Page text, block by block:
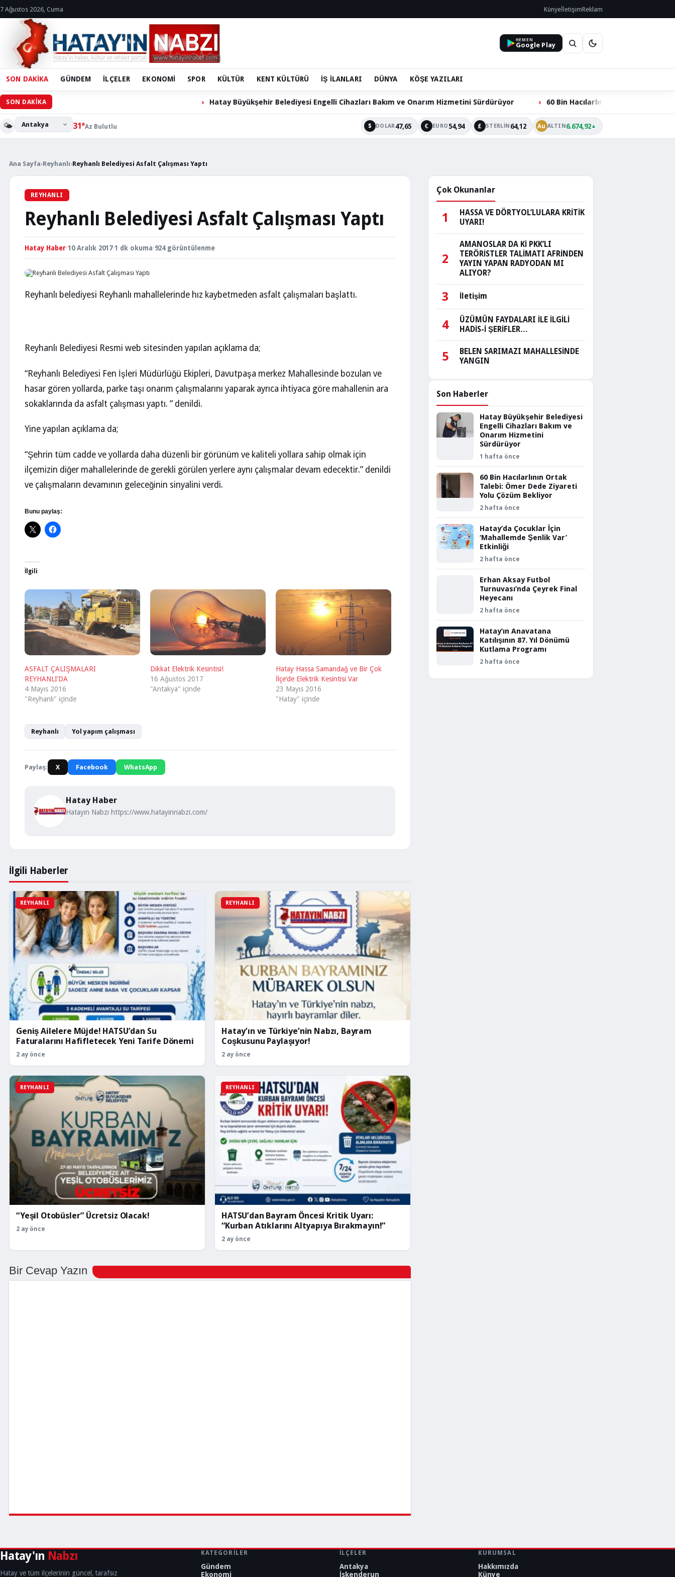
7 Ağustos 2026, Cuma KünyeİletişimReklam
HEMEN
Google Play
SON DAKİKA GÜNDEM İLÇELER EKONOMİ SPOR KÜLTÜR KENT KÜLTÜRÜ İŞ İLANLARI DÜNYA KÖŞE YAZILARI
SON DAKİKA Hatay Büyükşehir Belediyesi Engelli Cihazları Bakım ve Onarım Hizmetini Sürdürüyor 60 Bin Hacılarlının Ortak Talebi: Ömer Dede
🌤️ 31°Az Bulutlu $ DOLAR47,65 € EURO 54,94 £ STERLIN 64,12 Au ALTIN 6.674,92▲
Ana Sayfa›Reyhanlı›Reyhanlı Belediyesi Asfalt Çalışması Yaptı
REYHANLI
Reyhanlı Belediyesi Asfalt Çalışması Yaptı
Hatay Haber·10 Aralık 2017·1 dk okuma·924 görüntülenme
Reyhanlı belediyesi Reyhanlı mahallelerinde hız kaybetmeden asfalt çalışmaları başlattı.
Reyhanlı Belediyesi Resmi web sitesinden yapılan açıklama da;
“Reyhanlı Belediyesi Fen İşleri Müdürlüğü Ekipleri, Davutpaşa merkez Mahallesinde bozulan ve
hasar gören yollarda, parke taşı onarım çalışmalarını yaparak ayrıca ihtiyaca göre mahallenin ara
sokaklarında da asfalt çalışması yaptı. ” denildi.
Yine yapılan açıklama da;
“Şehrin tüm cadde ve yollarda daha düzenli bir görünüm ve kaliteli yollara sahip olmak için
ilçemizin diğer mahallelerinde de gerekli görülen yerlere aynı çalışmalar devam edecektir.” denildi
ve çalışmaların devamının geleceğinin sinyalini verdi.
Bunu paylaş:
İlgili
ASFALT ÇALIŞMALARI
REYHANLI’DA
4 Mayıs 2016
"Reyhanlı" içinde
Dikkat Elektrik Kesintisi!
16 Ağustos 2017
"Antakya" içinde
Hatay Hassa Samandağ ve Bir Çok
İlçe’de Elektrik Kesintisi Var
23 Mayıs 2016
"Hatay" içinde
Reyhanlı Yol yapım çalışması
Paylaş: X Facebook WhatsApp
Hatay Haber
Hatayın Nabzı https://www.hatayinnabzi.com/
İlgili Haberler
REYHANLI
Geniş Ailelere Müjde! HATSU’dan Su
Faturalarını Hafifletecek Yeni Tarife Dönemi
2 ay önce
REYHANLI
Hatay’ın ve Türkiye’nin Nabzı, Bayram
Coşkusunu Paylaşıyor!
2 ay önce
REYHANLI
“Yeşil Otobüsler” Ücretsiz Olacak!
2 ay önce
REYHANLI
HATSU’dan Bayram Öncesi Kritik Uyarı:
“Kurban Atıklarını Altyapıya Bırakmayın!”
2 ay önce
Bir Cevap Yazın
Çok Okunanlar
1
HASSA VE DÖRTYOL’LULARA KRİTİK
UYARI!
2
AMANOSLAR DA Kİ PKK’LI
TERÖRİSTLER TALİMATI AFRİNDEN
YAYIN YAPAN RADYODAN MI
ALIYOR?
3 İletişim
4
ÜZÜMÜN FAYDALARI İLE İLGİLİ
HADİS-İ ŞERİFLER…
5
BELEN SARIMAZI MAHALLESİNDE
YANGIN
Son Haberler
Hatay Büyükşehir Belediyesi
Engelli Cihazları Bakım ve
Onarım Hizmetini
Sürdürüyor
1 hafta önce
60 Bin Hacılarlının Ortak
Talebi: Ömer Dede Ziyareti
Yolu Çözüm Bekliyor
2 hafta önce
Hatay’da Çocuklar İçin
‘Mahallemde Şenlik Var’
Etkinliği
2 hafta önce
Erhan Aksay Futbol
Turnuvası’nda Çeyrek Final
Heyecanı
2 hafta önce
Hatay’ın Anavatana
Katılışının 87. Yıl Dönümü
Kutlama Programı
2 hafta önce
Hatay'ın Nabzı
Hatay ve tüm ilçelerinin güncel, tarafsız
KATEGORILER
Gündem
Ekonomi
İLÇELER
Antakya
İskenderun
KURUMSAL
Hakkımızda
Künye